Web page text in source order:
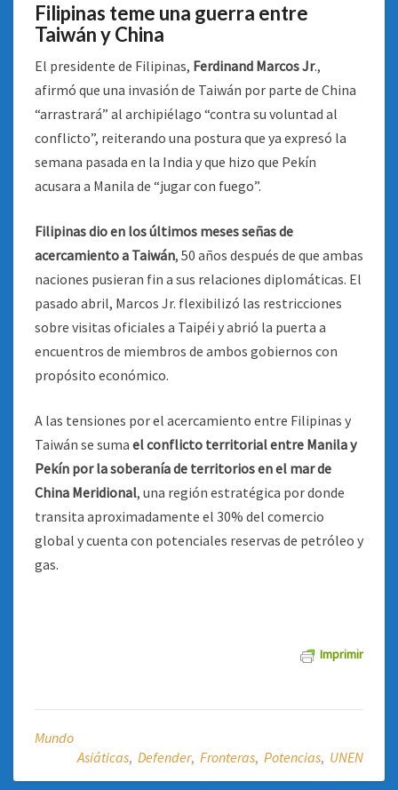
Filipinas teme una guerra entre
Taiwán y China
El presidente de Filipinas, Ferdinand Marcos Jr.,
afirmó que una invasión de Taiwán por parte de China
“arrastrará” al archipiélago “contra su voluntad al
conflicto”, reiterando una postura que ya expresó la
semana pasada en la India y que hizo que Pekín
acusara a Manila de “jugar con fuego”.
Filipinas dio en los últimos meses señas de
acercamiento a Taiwán, 50 años después de que ambas
naciones pusieran fin a sus relaciones diplomáticas. El
pasado abril, Marcos Jr. flexibilizó las restricciones
sobre visitas oficiales a Taipéi y abrió la puerta a
encuentros de miembros de ambos gobiernos con
propósito económico.
A las tensiones por el acercamiento entre Filipinas y
Taiwán se suma el conflicto territorial entre Manila y
Pekín por la soberanía de territorios en el mar de
China Meridional, una región estratégica por donde
transita aproximadamente el 30% del comercio
global y cuenta con potenciales reservas de petróleo y
gas.
Imprimir
Mundo
Asiáticas, Defender, Fronteras, Potencias, UNEN